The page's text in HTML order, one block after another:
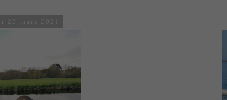
23 mars 2021